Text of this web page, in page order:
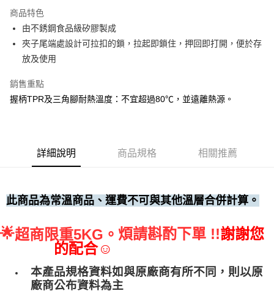
• 付款後7-11取貨
每筆NT$60，滿NT$699(含以上)免運費
(請點開選項勾選)
商品特色
由不銹鋼食品級矽膠製成
夾子尾端處設計可拉扣的鎖，拉起即鎖住，押回即打開，便於存
放及使用
銷售重點
握柄TPR及三角腳耐熱溫度：不宜超過80℃，並遠離熱源。
詳細說明 商品規格 相關推薦
此商品為常溫商品、運費不可與其他溫層合併計算。
🌟超商限重5KG。 煩請斟酌下單 !!謝謝您
的配合☺
本產品規格資料如與原廠商有所不同，則以原
廠商公布資料為主